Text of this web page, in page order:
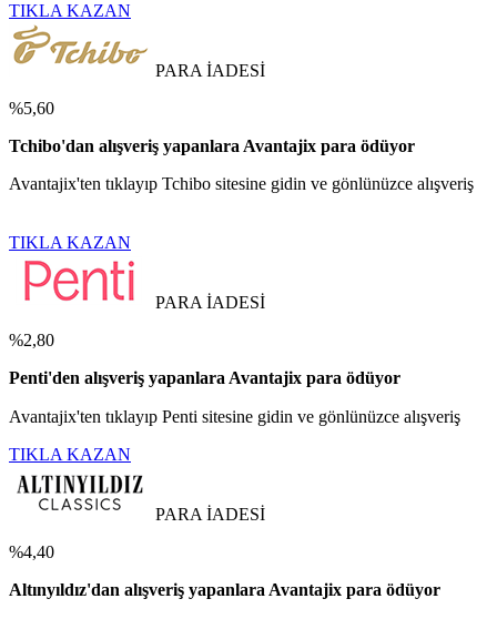
TIKLA KAZAN
PARA İADESİ
%5,60
Tchibo'dan alışveriş yapanlara Avantajix para ödüyor
Avantajix'ten tıklayıp Tchibo sitesine gidin ve gönlünüzce alışveriş
TIKLA KAZAN
PARA İADESİ
%2,80
Penti'den alışveriş yapanlara Avantajix para ödüyor
Avantajix'ten tıklayıp Penti sitesine gidin ve gönlünüzce alışveriş
TIKLA KAZAN
PARA İADESİ
%4,40
Altınyıldız'dan alışveriş yapanlara Avantajix para ödüyor